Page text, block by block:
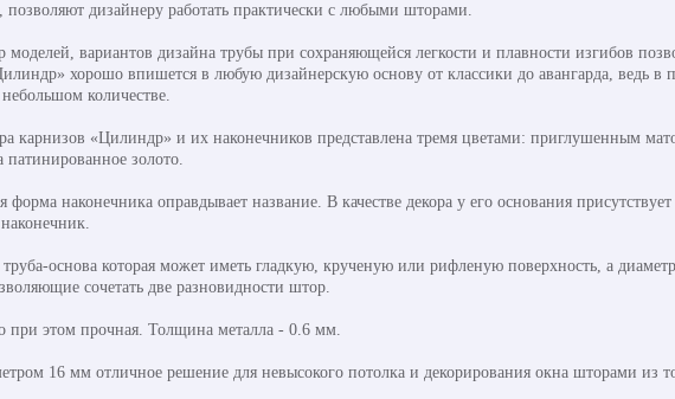
дизайнеру работать практически с любыми шторами.
вариантов дизайна трубы при сохраняющейся легкости и плавности изгибов
хорошо впишется в любую дизайнерскую основу от классики до авангарда, ведь в
количестве.
карнизов «Цилиндр» и их наконечников представлена тремя цветами: приглушенным
золото.
форма наконечника оправдывает название. В качестве декора у его основания
труба-основа которая может иметь гладкую, крученую или рифленую поверхность, а
сочетать две разновидности штор.
при этом прочная. Толщина металла - 0.6 мм.
16 мм отличное решение для невысокого потолка и декорирования окна шторами из